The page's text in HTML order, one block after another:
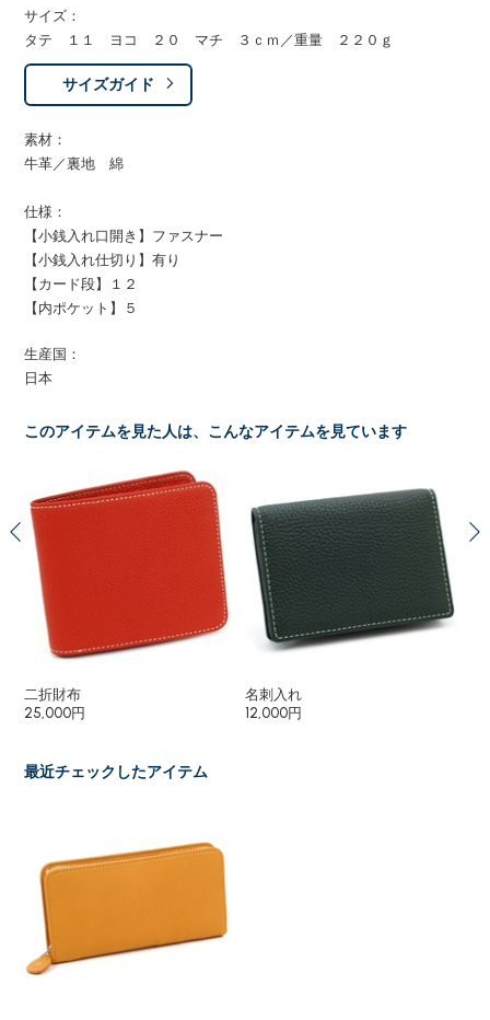
サイズ：
タテ １１ ヨコ ２０ マチ ３ｃｍ／重量 ２２０ｇ
サイズガイド
素材：
牛革／裏地 綿
仕様：
【小銭入れ口開き】ファスナー
【小銭入れ仕切り】有り
【カード段】１２
【内ポケット】５
生産国：
日本
このアイテムを見た人は、こんなアイテムを見ています
二折財布
25,000円
名刺入れ
12,000円
最近チェックしたアイテム